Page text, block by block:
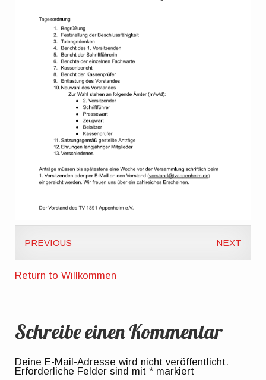
PREVIOUS NEXT
Return to Willkommen
Schreibe einen Kommentar
Deine E-Mail-Adresse wird nicht veröffentlicht.
Erforderliche Felder sind mit* markiert